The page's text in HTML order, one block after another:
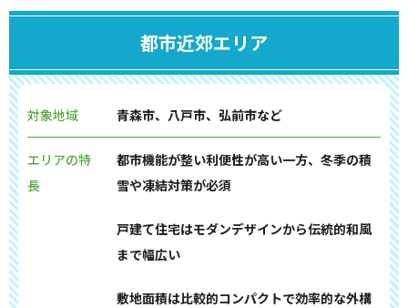
都市近郊エリア
対象地域 青森市、八戸市、弘前市など
エリアの特
長
都市機能が整い利便性が高い一方、冬季の積
雪や凍結対策が必須
戸建て住宅はモダンデザインから伝統的和風
まで幅広い
敷地面積は比較的コンパクトで効率的な外構